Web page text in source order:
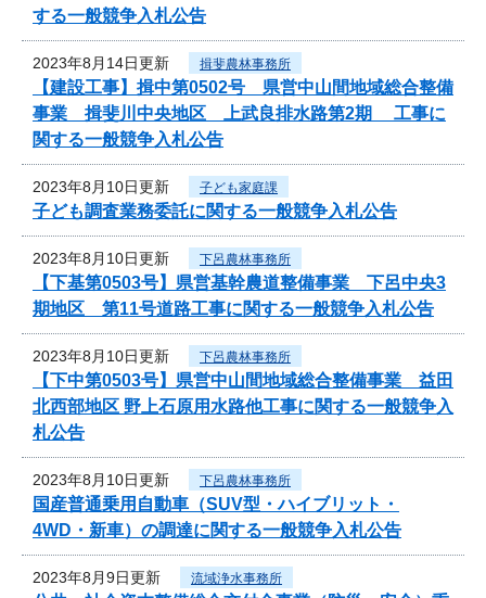
する一般競争入札公告
2023年8月14日更新 揖斐農林事務所
【建設工事】揖中第0502号 県営中山間地域総合整備
事業 揖斐川中央地区 上武良排水路第2期 工事に
関する一般競争入札公告
2023年8月10日更新 子ども家庭課
子ども調査業務委託に関する一般競争入札公告
2023年8月10日更新 下呂農林事務所
【下基第0503号】県営基幹農道整備事業 下呂中央3
期地区 第11号道路工事に関する一般競争入札公告
2023年8月10日更新 下呂農林事務所
【下中第0503号】県営中山間地域総合整備事業 益田
北西部地区 野上石原用水路他工事に関する一般競争入
札公告
2023年8月10日更新 下呂農林事務所
国産普通乗用自動車（SUV型・ハイブリット・
4WD・新車）の調達に関する一般競争入札公告
2023年8月9日更新 流域浄水事務所